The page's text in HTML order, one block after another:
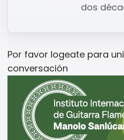
dos
Por favor logeate para
conversación